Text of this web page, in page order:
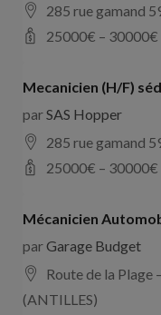
285 rue gamand
25000€ – 30000€
Mecanicien (H/F)
parSAS Hopper
285 rue gamand
25000€ – 30000€
Mécanicien
parGarage Budget
Route de la Plage
(ANTILLES)